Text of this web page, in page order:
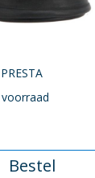
Bestel